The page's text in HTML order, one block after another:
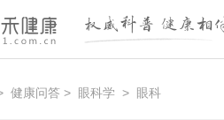
健康问答 > 眼科学 > 眼科